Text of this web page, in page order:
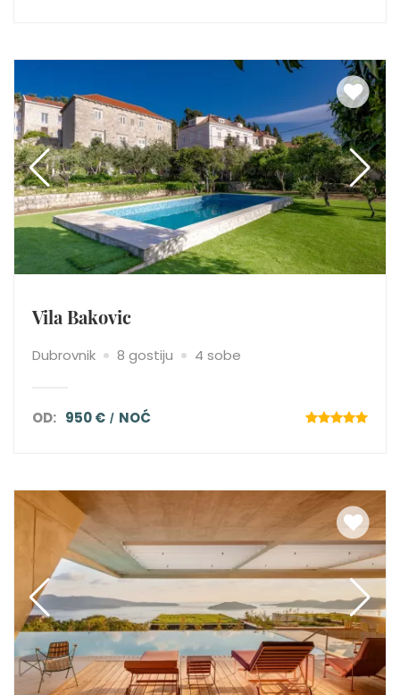
Vila Bakovic
Dubrovnik 8 gostiju 4 sobe
OD: 950 € NOĆ